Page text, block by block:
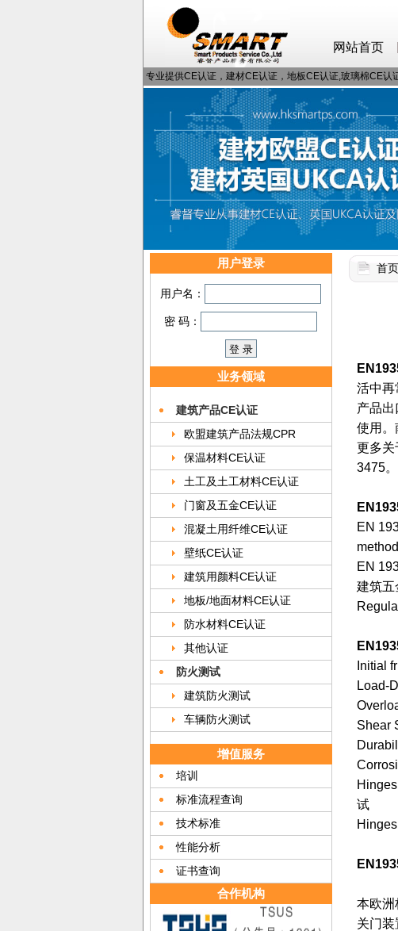
网站首页
专业提供CE认证，建材CE认证，地板CE认证,玻璃棉CE
用户登录
用户名：
密 码：
业务领域
建筑产品CE认证
欧盟建筑产品法规CPR
保温材料CE认证
土工及土工材料CE认证
门窗及五金CE认证
混凝土用纤维CE认证
壁纸CE认证
建筑用颜料CE认证
地板/地面材料CE认证
防水材料CE认证
其他认证
防火测试
建筑防火测试
车辆防火测试
增值服务
培训
标准流程查询
技术标准
性能分析
证书查询
合作机构
首页
活中再
产品
使用。
更多关
3475。
EN
EN
建筑五
Initial
Load-
Shear
试
本欧洲
关门